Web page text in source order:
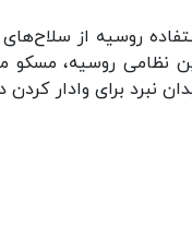
روسیه از
نظامی روسیه،
نبرد برای وادار